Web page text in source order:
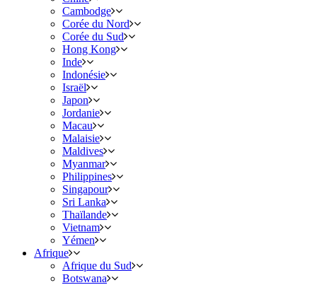
Cambodge
Corée du Nord
Corée du Sud
Hong Kong
Inde
Indonésie
Israël
Japon
Jordanie
Macau
Malaisie
Maldives
Myanmar
Philippines
Singapour
Sri Lanka
Thaïlande
Vietnam
Yémen
Afrique
Afrique du Sud
Botswana